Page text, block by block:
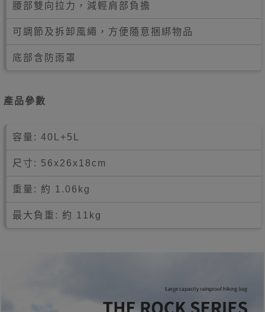
腰部雙向拉力，減輕肩部負擔
可調節及拆卸風繩，方便隨意捆綁物品
底部含防雨罩
產品參數
容量: 40L+5L
尺寸: 56x26x18cm
重量: 約 1.06kg
最大負重: 約 11kg